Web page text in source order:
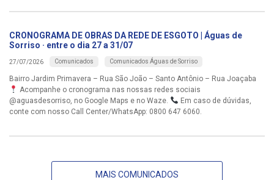
CRONOGRAMA DE OBRAS DA REDE DE ESGOTO | Águas de
Sorriso · entre o dia 27 a 31/07
27/07/2026 Comunicados Comunicados Águas de Sorriso
Bairro Jardim Primavera – Rua São João – Santo Antônio – Rua Joaçaba
Acompanhe o cronograma nas nossas redes sociais
@aguasdesorriso, no Google Maps e no Waze.
Em caso de dúvidas,
conte com nosso Call Center/WhatsApp: 0800 647 6060.
MAIS COMUNICADOS